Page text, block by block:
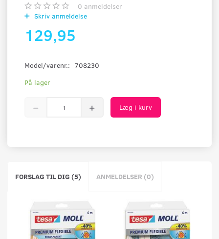
0 anmeldelser
Skriv anmeldelse
129,95
Model/varenr.: 708230
På lager
Læg i kurv
FORSLAG TIL DIG (5) ANMELDELSER (0)